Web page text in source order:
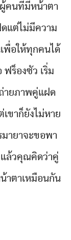
ผู้คนที่มีหน้าตา
แต่ไม่มีความ
พื่อให้ทุกคนได้
ฟร็องซัว เริ่ม
ายภาพคู่แฝด
ขาก็ยังไม่หาย
ายาจะขอพา
ล้วคุณคิดว่าคู่
าตาเหมือนกัน